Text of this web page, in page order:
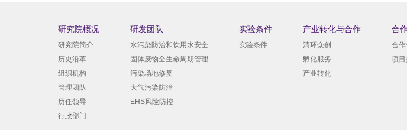
研究院概况
研究院简介
历史沿革
组织机构
管理团队
历任领导
行政部门
研发团队
水污染防治和饮用水安全
固体废物全生命周期管理
污染场地修复
大气污染防治
EHS风险防控
实验条件
实验条件
产业转化与合作
清环众创
孵化服务
产业转化
合
合
项目